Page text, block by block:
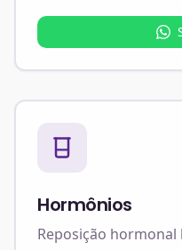
Hormônios
Reposição